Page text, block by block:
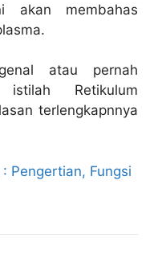
membahas
atau pernah
istilah Retikulum
terlengkapnnya